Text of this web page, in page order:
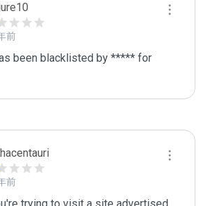
前
been blacklisted by ***** for
前